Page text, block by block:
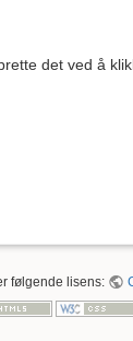
det ved å
følgende lisens: